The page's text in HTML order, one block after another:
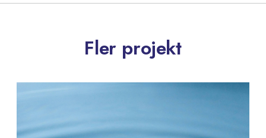
Fler projekt